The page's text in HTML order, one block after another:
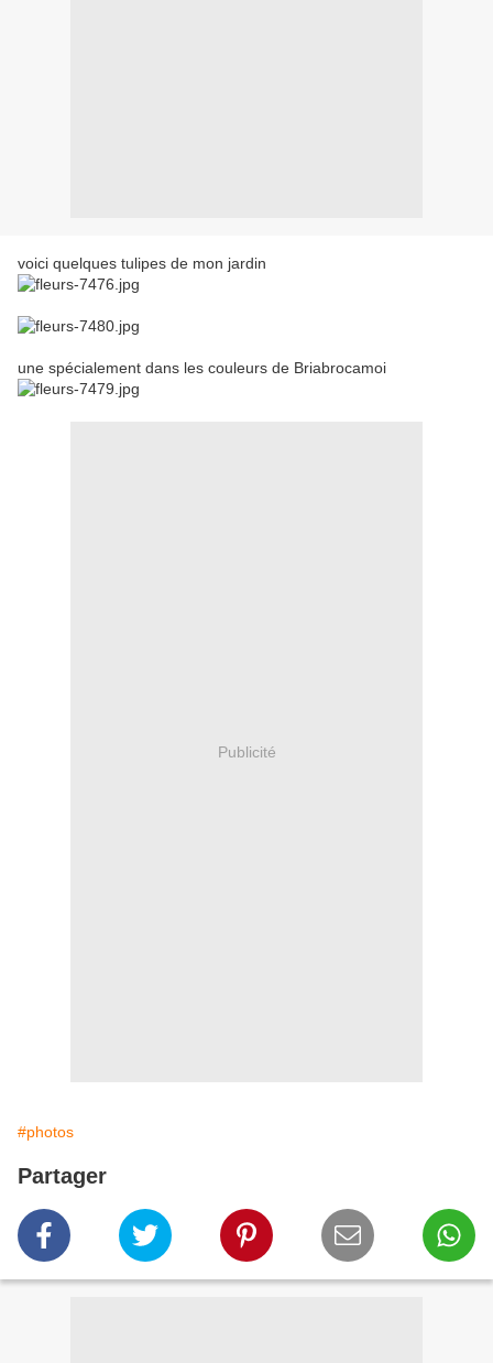
voici quelques tulipes de mon jardin
une spécialement dans les couleurs de Briabrocamoi
Publicité
#photos
Partager